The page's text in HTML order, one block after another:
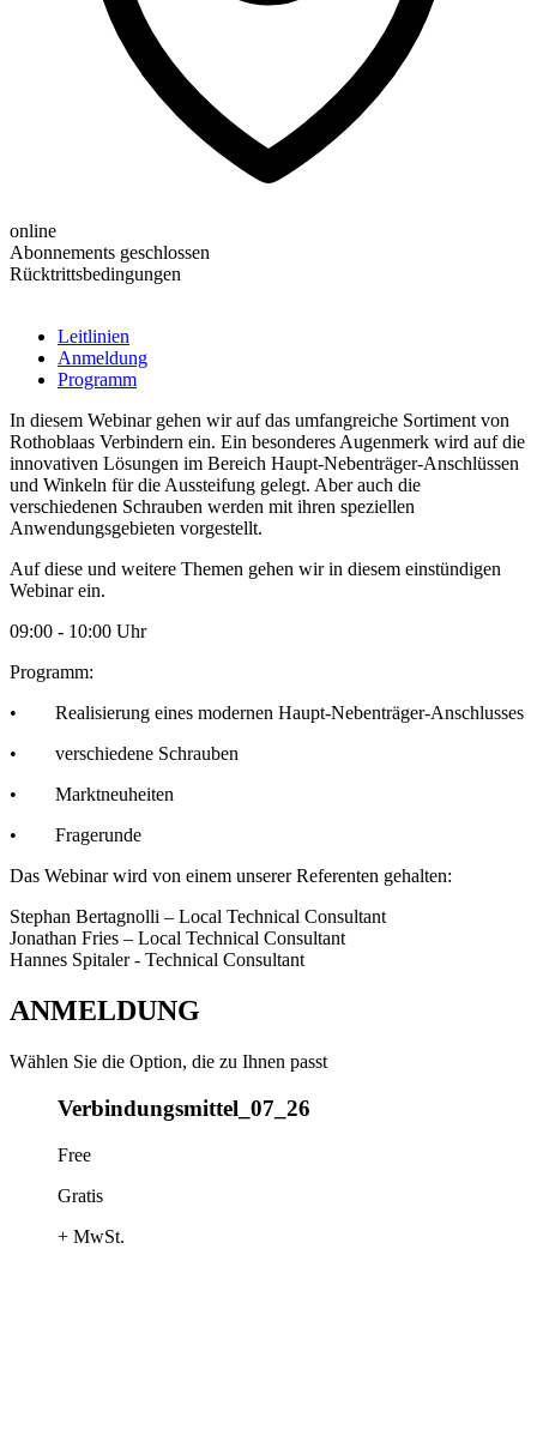
online
Abonnements geschlossen
Rücktrittsbedingungen
Leitlinien
Anmeldung
Programm
In diesem Webinar gehen wir auf das umfangreiche Sortiment von
Rothoblaas Verbindern ein. Ein besonderes Augenmerk wird auf die
innovativen Lösungen im Bereich Haupt-Nebenträger-Anschlüssen
und Winkeln für die Aussteifung gelegt. Aber auch die
verschiedenen Schrauben werden mit ihren speziellen
Anwendungsgebieten vorgestellt.
Auf diese und weitere Themen gehen wir in diesem einstündigen
Webinar ein.
09:00 - 10:00 Uhr
Programm:
•
Realisierung eines modernen Haupt-Nebenträger-Anschlusses
• verschiedene Schrauben
• Marktneuheiten
• Fragerunde
Das Webinar wird von einem unserer Referenten gehalten:
Stephan Bertagnolli – Local Technical Consultant
Jonathan Fries – Local Technical Consultant
Hannes Spitaler - Technical Consultant
ANMELDUNG
Wählen Sie die Option, die zu Ihnen passt
Verbindungsmittel_07_26
Free
Gratis
+ MwSt.